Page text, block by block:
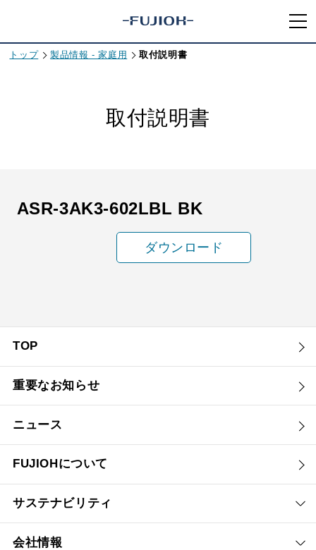
トップ 製品情報 - 家庭用 取付説明書
取付説明書
ASR-3AK3-602LBL BK
ダウンロード
TOP
重要なお知らせ
ニュース
FUJIOHについて
サステナビリティ
会社情報